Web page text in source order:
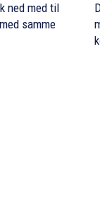
ned med til
samme